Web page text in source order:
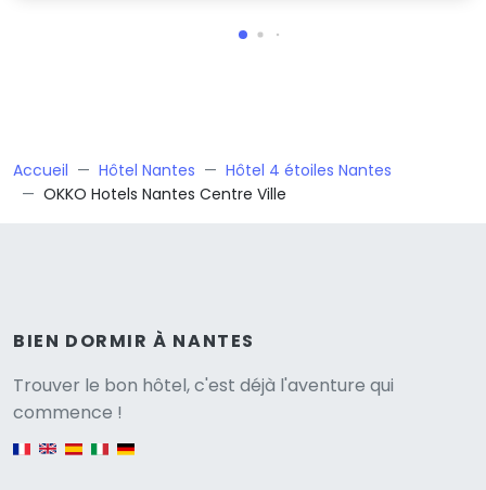
Accueil Hôtel Nantes
Hôtel 4 étoiles Nantes
OKKO Hotels Nantes Centre Ville
BIEN DORMIR À NANTES
Trouver le bon hôtel, c'est déjà l'aventure qui
commence !
English version